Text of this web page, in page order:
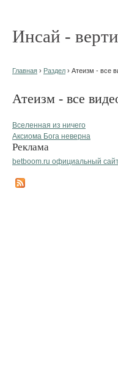
Инсай -
Главная › Раздел › Атеизм - все
Атеизм - все
Вселенная из ничего
Аксиома Бога неверна
Реклама
betboom.ru официальный